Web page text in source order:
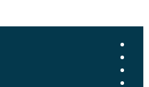
おおきた石材店